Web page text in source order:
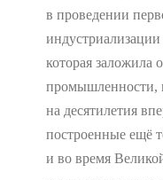
в проведении
которая заложила
промышленности,
на десятилетия
построенные ещё
и во время